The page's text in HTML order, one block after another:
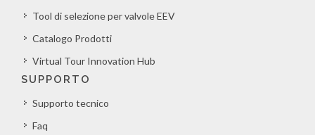
Tool di selezione per valvole EEV
Catalogo Prodotti
Virtual Tour Innovation Hub
SUPPORTO
Supporto tecnico
Faq